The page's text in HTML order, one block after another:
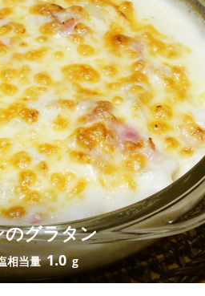
グラタン
相当量1.0 g